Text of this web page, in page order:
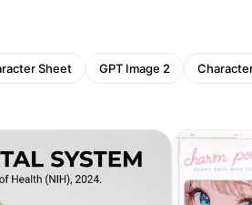
Sheet GPT Image 2